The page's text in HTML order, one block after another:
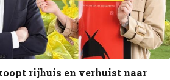
rijhuis en verhuist naar